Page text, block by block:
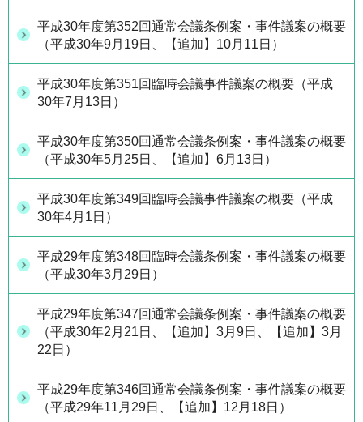
平成30年度第352回通常会議条例案・事件議案の概要
（平成30年9月19日、【追加】10月11日）
平成30年度第351回臨時会議事件議案の概要（平成
30年7月13日）
平成30年度第350回通常会議条例案・事件議案の概要
（平成30年5月25日、【追加】6月13日）
平成30年度第349回臨時会議事件議案の概要（平成
30年4月1日）
平成29年度第348回臨時会議条例案・事件議案の概要
（平成30年3月29日）
平成29年度第347回通常会議条例案・事件議案の概要
（平成30年2月21日、【追加】3月9日、【追加】3月
22日）
平成29年度第346回通常会議条例案・事件議案の概要
（平成29年11月29日、【追加】12月18日）